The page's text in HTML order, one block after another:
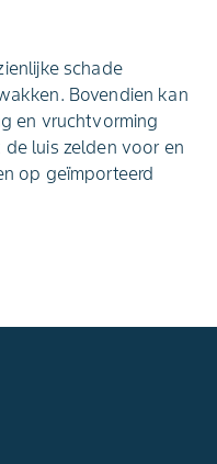
schade
Bovendien kan
en vruchtvorming
luis zelden voor en
op geïmporteerd